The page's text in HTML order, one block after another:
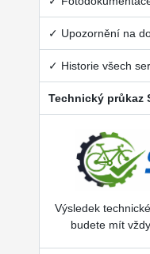
✓ Upozornění na
✓ Historie všech
Technický průkaz
Výsledek
budete mít